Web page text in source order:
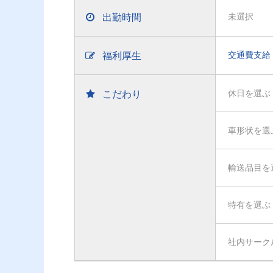
出勤時間 未選択
福利厚生 交通費支給
こだわり 休日を選ぶ
車形状を選
輸送品目を
特有を選ぶ
社内サーク